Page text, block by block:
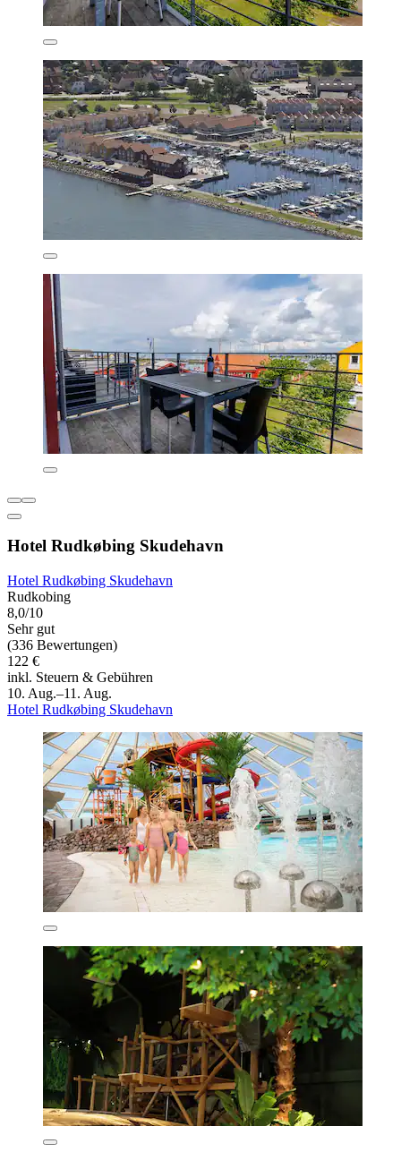
Hotel Rudkøbing Skudehavn
Hotel Rudkøbing Skudehavn
Rudkobing
8,0/10
Sehr gut
(336 Bewertungen)
122 €
inkl. Steuern & Gebühren
10. Aug.–11. Aug.
Hotel Rudkøbing Skudehavn